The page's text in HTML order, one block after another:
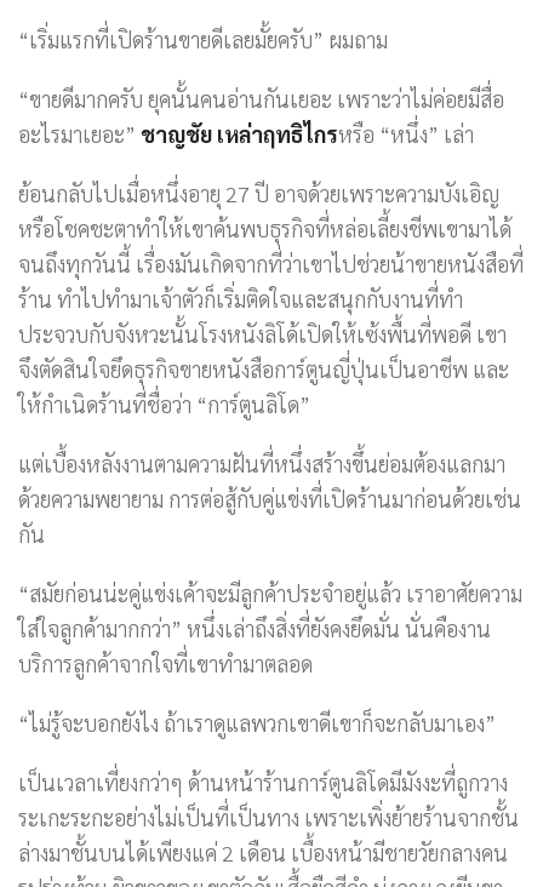
“เริ่มแรกที่เปิดร้านขายดีเลยมั้ยครับ” ผมถาม
“ขายดีมากครับ ยุคนั้นคนอ่านกันเยอะ เพราะว่าไม่ค่อยมีสื่อ
อะไรมาเยอะ” ชาญชัย เหล่าฤทธิไกรหรือ “หนึ่ง” เล่า
ย้อนกลับไปเมื่อหนึ่งอายุ 27 ปี อาจด้วยเพราะความบังเอิญ
หรือโชคชะตาทำให้เขาค้นพบธุรกิจที่หล่อเลี้ยงชีพเขามาได้
จนถึงทุกวันนี้ เรื่องมันเกิดจากที่ว่าเขาไปช่วยน้าขายหนังสือที่
ร้าน ทำไปทำมาเจ้าตัวก็เริ่มติดใจและสนุกกับงานที่ทำ
ประจวบกับจังหวะนั้นโรงหนังลิโด้เปิดให้เซ้งพื้นที่พอดี เขา
จึงตัดสินใจยึดธุรกิจขายหนังสือการ์ตูนญี่ปุ่นเป็นอาชีพ และ
ให้กำเนิดร้านที่ชื่อว่า “การ์ตูนลิโด”
แต่เบื้องหลังงานตามความฝันที่หนึ่งสร้างขึ้นย่อมต้องแลกมา
ด้วยความพยายาม การต่อสู้กับคู่แข่งที่เปิดร้านมาก่อนด้วยเช่น
กัน
“สมัยก่อนน่ะคู่แข่งเค้าจะมีลูกค้าประจำอยู่แล้ว เราอาศัยความ
ใส่ใจลูกค้ามากกว่า” หนึ่งเล่าถึงสิ่งที่ยังคงยึดมั่น นั่นคืองาน
บริการลูกค้าจากใจที่เขาทำมาตลอด
“ไม่รู้จะบอกยังไง ถ้าเราดูแลพวกเขาดีเขาก็จะกลับมาเอง”
เป็นเวลาเที่ยงกว่าๆ ด้านหน้าร้านการ์ตูนลิโดมีมังงะที่ถูกวาง
ระเกะระกะอย่างไม่เป็นที่เป็นทาง เพราะเพิ่งย้ายร้านจากชั้น
ล่างมาชั้นบนได้เพียงแค่ 2 เดือน เบื้องหน้ามีชายวัยกลางคน